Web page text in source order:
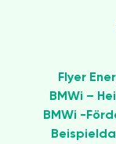
Flyer
BMWi –
BMWi -